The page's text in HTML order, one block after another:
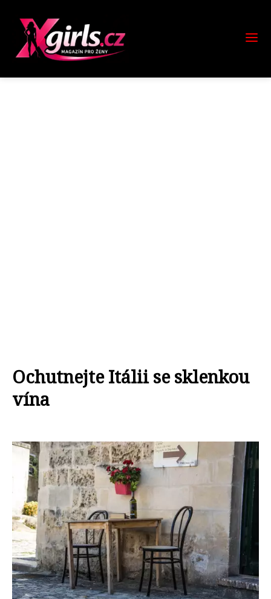
Ochutnejte Itálii se sklenkou
vína